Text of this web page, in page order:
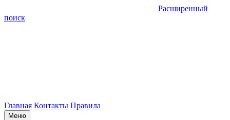
Расширенный
поиск
Главная Контакты Правила
Меню